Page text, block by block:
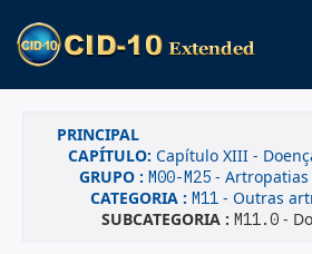
PRINCIPAL
CAPÍTULO: Capítulo XIII - Doenças do sistema
GRUPO : M00-M25 - Artropatias
CATEGORIA : M11 - Outras
SUBCATEGORIA : M11.0 -